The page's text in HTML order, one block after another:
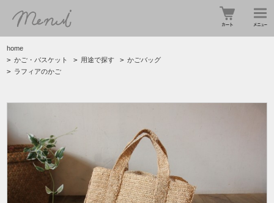
home
> かご・バスケット > 用途で探す > かごバッグ
> ラフィアのかご